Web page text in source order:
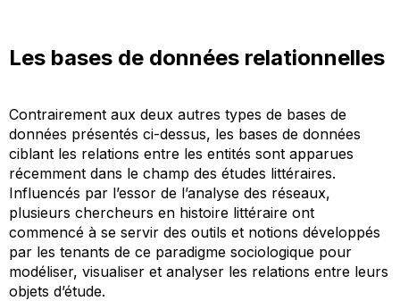
Les bases de données relationnelles
Contrairement aux deux autres types de bases de
données présentés ci-dessus, les bases de données
ciblant les relations entre les entités sont apparues
récemment dans le champ des études littéraires.
Influencés par l’essor de l’analyse des réseaux,
plusieurs chercheurs en histoire littéraire ont
commencé à se servir des outils et notions développés
par les tenants de ce paradigme sociologique pour
modéliser, visualiser et analyser les relations entre leurs
objets d’étude.